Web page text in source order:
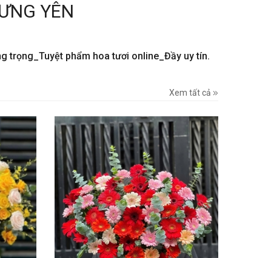
YÊN
trọng_Tuyệt phẩm hoa tươi online_Đầy uy tín.
Xem tất cả